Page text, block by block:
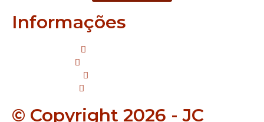
Informações
© Copyright 2026 - JC